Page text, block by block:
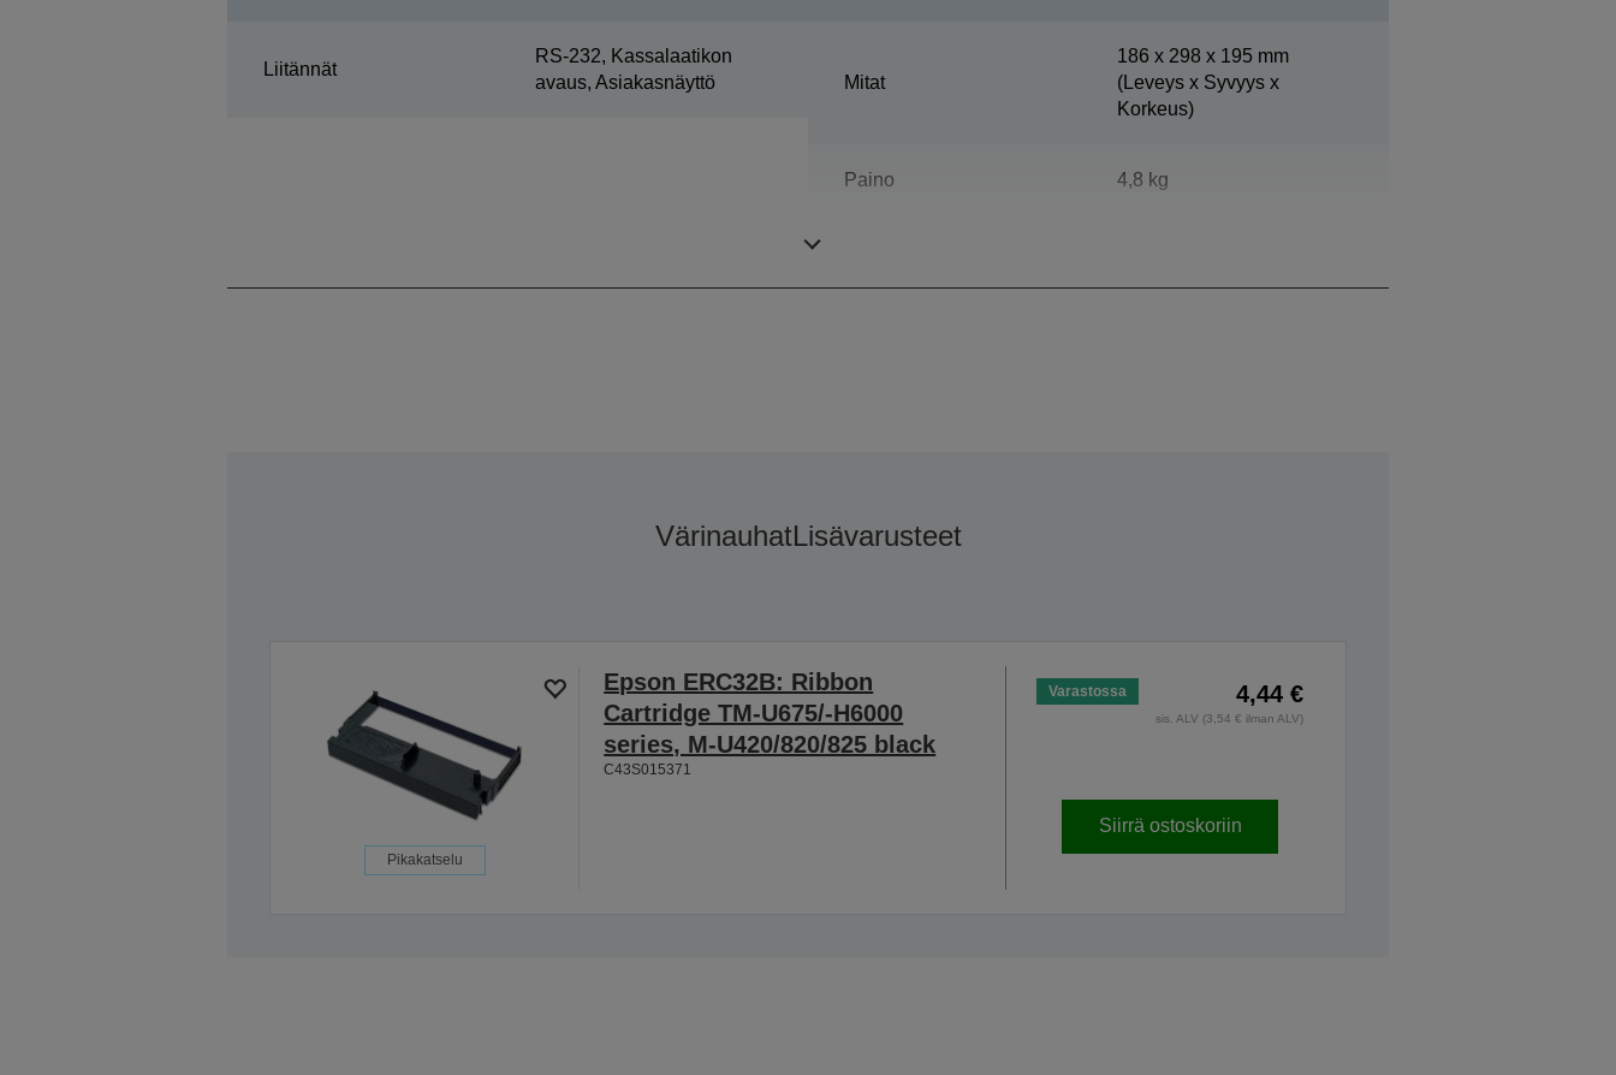
Liitännät
RS-232, Kassalaatikon
avaus, Asiakasnäyttö
Mitat
186‎ x 298 x 195 mm
(Leveys x Syvyys x
Korkeus)
Paino 4,8 kg
VärinauhatLisävarusteet
Pikakatselu
Epson ERC32B: Ribbon
Cartridge TM-U675/-H6000
series, M-U420/820/825 black
C43S015371
Varastossa 4,44 €
sis. ALV (3,54 € ilman ALV)
Siirrä ostoskoriin